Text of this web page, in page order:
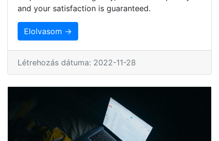
and your satisfaction is guaranteed.
Elolvasom →
Létrehozás dátuma: 2022-11-28